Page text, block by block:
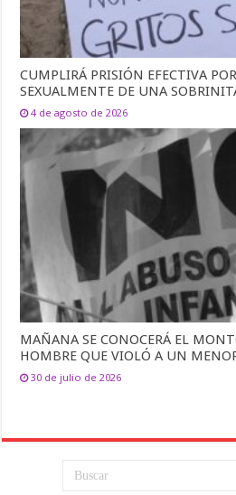
CUMPLIRÁ PRISIÓN EFECTIVA
SEXUALMENTE DE UNA
4 de agosto de 2026
MAÑANA SE CONOCERÁ EL
HOMBRE QUE VIOLÓ A UN
30 de julio de 2026